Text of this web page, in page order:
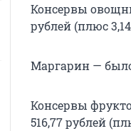
Консервы
рублей (плюс
Маргарин — было
Консервы
516,77 рублей